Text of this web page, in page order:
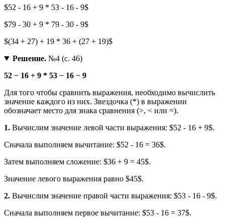
$52 - 16 + 9 * 53 - 16 - 9$
$79 - 30 + 9 * 79 - 30 - 9$
$(34 + 27) + 19 * 36 + (27 + 19)$
Решение.№4 (с. 46)
52 − 16 + 9 * 53 − 16 − 9
Для того чтобы сравнить выражения, необходимо вычислить
значение каждого из них. Звездочка (*) в выражении
обозначает место для знака сравнения (>, < или =).
1. Вычислим значение левой части выражения: $52 - 16 + 9$.
Сначала выполняем вычитание: $52 - 16 = 36$.
Затем выполняем сложение: $36 + 9 = 45$.
Значение левого выражения равно $45$.
2. Вычислим значение правой части выражения: $53 - 16 - 9$.
Сначала выполняем первое вычитание: $53 - 16 = 37$.